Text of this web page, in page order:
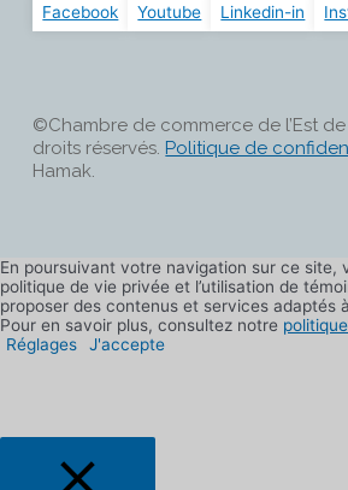
Facebook Youtube Linkedin-in
©Chambre de commerce de l’Est
droits réservés. Politique de
Hamak.
En poursuivant votre navigation sur ce site,
politique de vie privée et l’utilisation de
proposer des contenus et services adaptés
Pour en savoir plus, consultez notre
Réglages
J'accepte